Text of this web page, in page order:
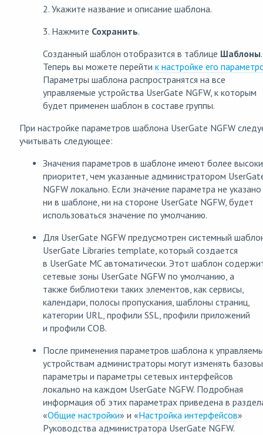
2. Укажите название и описание шаблона.
3. Нажмите Сохранить.
Созданный шаблон отобразится в таблице Шаблоны.
Теперь вы можете перейти к настройке его
Параметры шаблона распространятся на все
управляемые устройства UserGate NGFW, к которым
будет применен шаблон в составе группы.
При настройке параметров шаблона UserGate NGFW
учитывать следующее:
Значения параметров в шаблоне имеют более
приоритет, чем указанные администратором
NGFW локально. Если значение параметра не указано
ни в шаблоне, ни на стороне UserGate NGFW, будет
использоваться значение по умолчанию.
Для UserGate NGFW предусмотрен системный
UserGate Libraries template, который создается
в UserGate MC автоматически. Этот шаблон
сетевые зоны UserGate NGFW по умолчанию, а
также библиотеки таких элементов, как сервисы,
календари, полосы пропускания, шаблоны страниц,
категории URL, профили SSL, профили приложений
и профили СОВ.
После применения параметров шаблона к
устройствам администраторы могут изменять
параметры и параметры сетевых интерфейсов
локально на каждом UserGate NGFW. Подробная
информация об этих параметрах приведена в
«Общие настройки» и «Настройка интерфейсов»
Руководства администратора UserGate NGFW.